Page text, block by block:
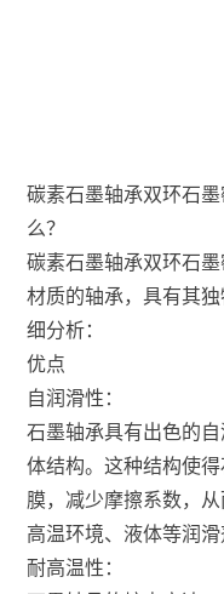
碳素石墨轴承双环石
么？
碳素石墨轴承双环石
材质的轴承，具有其
细分析：
优点
自润滑性：
石墨轴承具有出色的
体结构。这种结构使
膜，减少摩擦系数，
高温环境、液体等润滑
耐高温性：